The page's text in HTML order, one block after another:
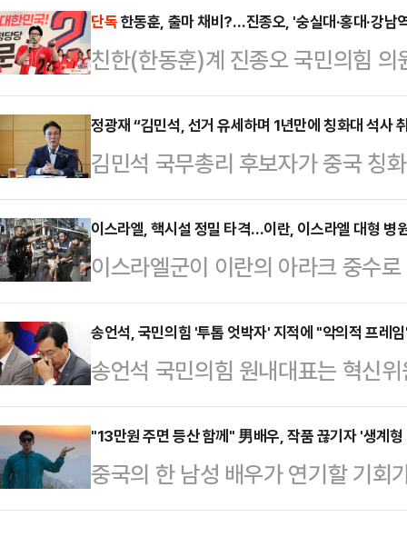
단독한동훈, 출마 채비?…진종오, '숭실대·홍대·강남
친한(한동훈)계 진종오 국민의힘
대·홍대·강남역을 찾아 청년 당원
을 위한 물밑 움직임이 속도를 내는
결과, 진종오 의원은 청년당원들과
강남역에서 당원 가입 독려 행사를
결정되지 않았다.표면상으로는 청
에서는 한 전 대표의 본격적인 지지
진 의…
정광재 “김민석, 선거 유세하며 1년만에 칭화대 석사
김민석 국무총리 후보자가 중국 칭
러싸고 또 다른 의혹이 제기됐다.
없이 이어간 김 후보자가 어떻게 1
받았는지 납득할 수 없다”고 주장
행된 데일리안TV의 정치 시사 프로
자가 2009년 9월부터 2010년 7월
을 이수했다고 한다”며 “하지만 그
출마했고, 지방…
이스라엘, 핵시설 정밀 타격…이란, 이스라엘 대형 병
이스라엘군이 이란의 아라크 중수
엘 남부 대형 병원을 겨냥해 미사
엘군은 19일(현지시간) 소셜미디
중수로 시설에 대한 정밀 타격을 성
해는 없었다"고 밝혔다. 아라크 중
250km 떨어져 있다. 중수로에선
산물로 핵무기 재료로 사용될 수 있
은 아라크와 혼다브에 거…
송언석, 국민의힘 '투톱 엇박자' 지적에 "악의적 프레
송언석 국민의힘 원내대표는 혁신
원장이 이견을 보이는 상황과 관련
석 원내대표는 19일 오전 서울 여
뒤 기자들과 만나 자신과 김용태 비
보이고 있다는 지적이 있다는 질문
"13만원 주면 등산 함께" 男배우, 작품 끊기자 '생계
중국의 한 남성 배우가 연기할 기회
계형 아르바이트에 나서 화제다.16